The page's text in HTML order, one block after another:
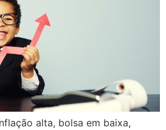
alta, bolsa em baixa,